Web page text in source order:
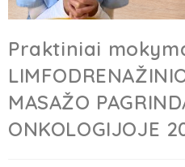
Praktiniai
MASAŽO
ONKOLOGIJOJE